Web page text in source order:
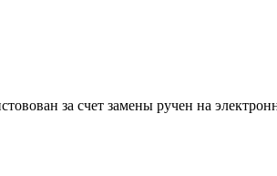
за счет замены ручен на